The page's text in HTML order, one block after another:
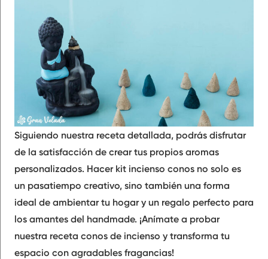
Siguiendo nuestra receta detallada, podrás disfrutar
de la satisfacción de crear tus propios aromas
personalizados. Hacer kit incienso conos no solo es
un pasatiempo creativo, sino también una forma
ideal de ambientar tu hogar y un regalo perfecto para
los amantes del handmade. ¡Anímate a probar
nuestra receta conos de incienso y transforma tu
espacio con agradables fragancias!